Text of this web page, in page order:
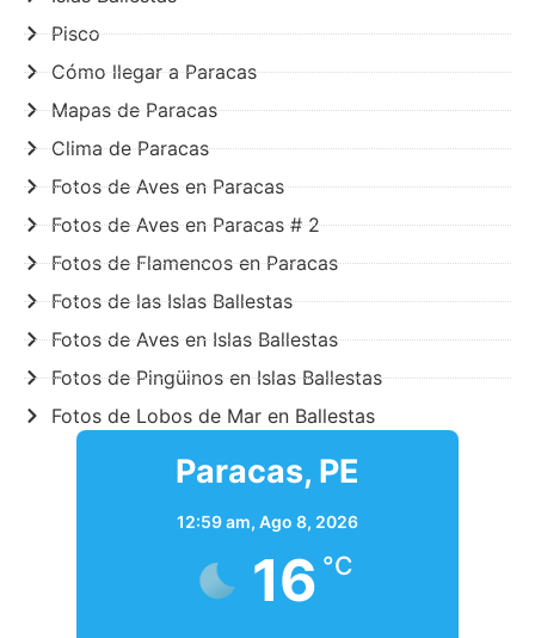
Pisco
Cómo llegar a Paracas
Mapas de Paracas
Clima de Paracas
Fotos de Aves en Paracas
Fotos de Aves en Paracas # 2
Fotos de Flamencos en Paracas
Fotos de las Islas Ballestas
Fotos de Aves en Islas Ballestas
Fotos de Pingüinos en Islas Ballestas
Fotos de Lobos de Mar en Ballestas
Paracas, PE
12:59 am, Ago 8, 2026
16 °C